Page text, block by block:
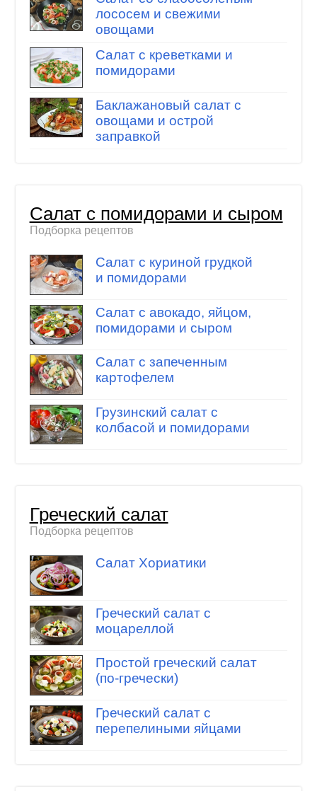
лососем и свежими
овощами
Салат с креветками и
помидорами
Баклажановый салат с
овощами и острой
заправкой
Салат с помидорами и сыром
Подборка рецептов
Салат с куриной грудкой
и помидорами
Салат с авокадо, яйцом,
помидорами и сыром
Салат с запеченным
картофелем
Грузинский салат с
колбасой и помидорами
Греческий салат
Подборка рецептов
Салат Хориатики
Греческий салат с
моцареллой
Простой греческий салат
(по-гречески)
Греческий салат с
перепелиными яйцами